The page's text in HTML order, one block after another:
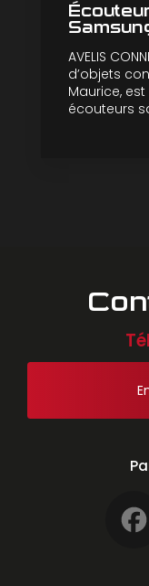
AVELIS
d’objets
Maurice,
écouteurs